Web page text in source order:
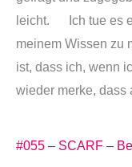
leicht. Ich tue es
meinem Wissen zu
ist, dass ich, wenn
wieder merke, dass
#055 – SCARF –